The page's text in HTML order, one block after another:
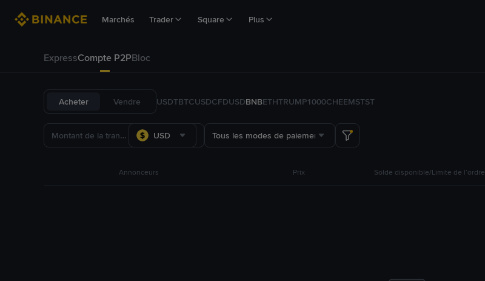
Marchés Trader Square Plus
ExpressCompte P2PBloc
Acheter Vendre USDTBTCUSDCFDUSDBNBETHTRUMP1000CHEEMSTST
USD Tous les modes de paiement
Annonceurs Prix Solde disponible/Limite de l’ordre